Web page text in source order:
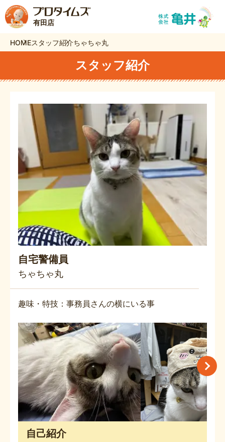
有田店
HOMEスタッフ紹介ちゃちゃ丸
スタッフ紹介
自宅警備員
ちゃちゃ丸
趣味・特技：事務員さんの横にいる事
自己紹介